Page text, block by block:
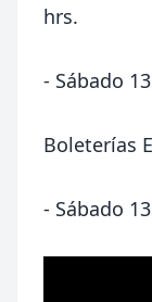
hrs.
- Sábado
Boleterías
- Sábado